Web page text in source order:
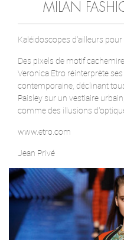
MILAN
Kaléidoscopes d'ailleurs
Des pixels de motif
Veronica Etro réinterprète
contemporaine, déclinant
Paisley sur un vestiaire
comme des illusions
www.etro.com
Jean Privé